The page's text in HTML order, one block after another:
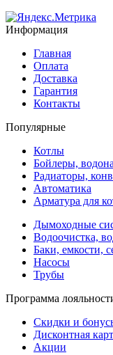
Информация
Главная
Оплата
Доставка
Гарантия
Контакты
Популярные
Котлы
Бойлеры,
Радиаторы,
Автоматика
Арматура для
Дымоходные
Водоочистка,
Баки, емкости,
Насосы
Трубы
Программа
Скидки и
Дисконтная
Акции